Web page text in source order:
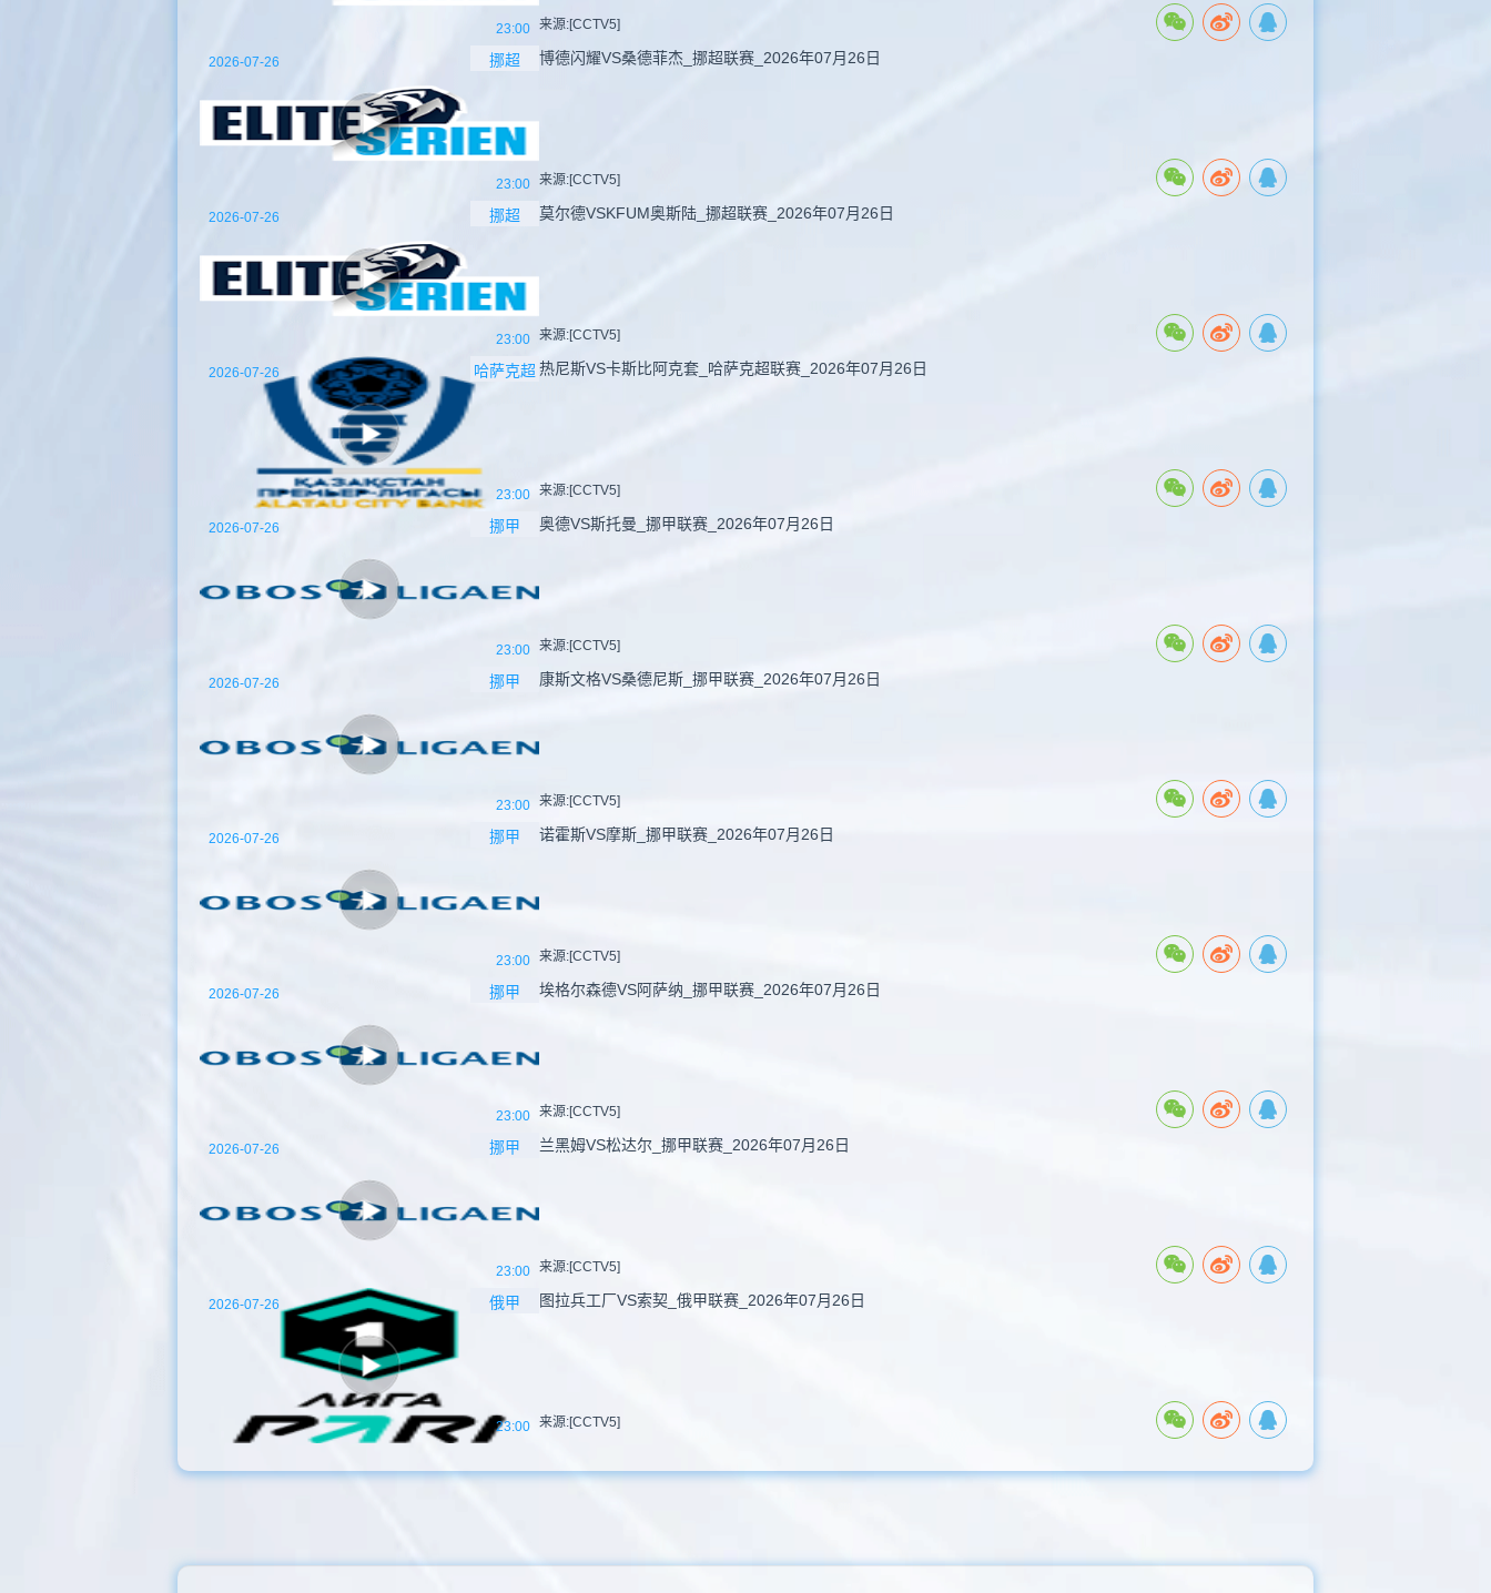
23:00 来源:[CCTV5]
挪超
23:00
2026-07-26 博德闪耀VS桑德菲杰_挪超联赛_2026年07月26日
来源:[CCTV5]
挪超
23:00
2026-07-26 莫尔德VSKFUM奥斯陆_挪超联赛_2026年07月26日
来源:[CCTV5]
哈萨克超
23:00
2026-07-26 热尼斯VS卡斯比阿克套_哈萨克超联赛_2026年07月26日
来源:[CCTV5]
挪甲
23:00
2026-07-26 奥德VS斯托曼_挪甲联赛_2026年07月26日
来源:[CCTV5]
挪甲
23:00
2026-07-26 康斯文格VS桑德尼斯_挪甲联赛_2026年07月26日
来源:[CCTV5]
挪甲
23:00
2026-07-26 诺霍斯VS摩斯_挪甲联赛_2026年07月26日
来源:[CCTV5]
挪甲
23:00
2026-07-26 埃格尔森德VS阿萨纳_挪甲联赛_2026年07月26日
来源:[CCTV5]
挪甲
23:00
2026-07-26 兰黑姆VS松达尔_挪甲联赛_2026年07月26日
来源:[CCTV5]
俄甲
23:00
2026-07-26 图拉兵工厂VS索契_俄甲联赛_2026年07月26日
来源:[CCTV5]